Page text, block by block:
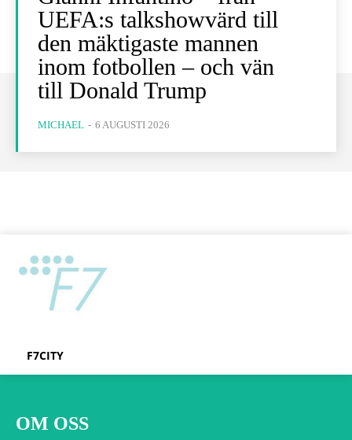
UEFA:s talkshowvärd till
den mäktigaste mannen
inom fotbollen – och vän
till Donald Trump
MICHAEL - 6 AUGUSTI 2026
F7CITY
OM OSS